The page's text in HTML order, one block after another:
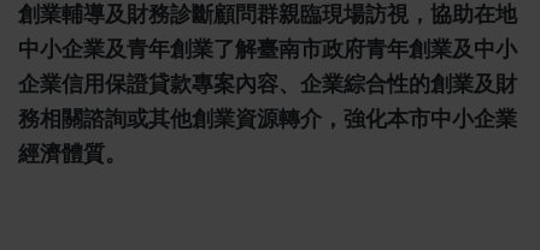
創業輔導及財務診斷顧問群親臨現場訪視，協助在地
中小企業及青年創業了解臺南市政府青年創業及中小
企業信用保證貸款專案內容、企業綜合性的創業及財
務相關諮詢或其他創業資源轉介，強化本市中小企業
經濟體質。